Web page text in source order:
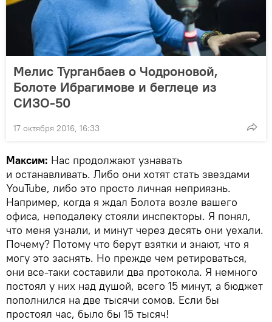
Мелис Турганбаев о Чодроновой,
Болоте Ибрагимове и беглеце из
СИЗО-50
17 октября 2016, 16:33
Максим: Нас продолжают узнавать
и останавливать. Либо они хотят стать звездами
YouTube, либо это просто личная неприязнь.
Например, когда я ждал Болота возле вашего
офиса, неподалеку стояли инспекторы. Я понял,
что меня узнали, и минут через десять они уехали.
Почему? Потому что берут взятки и знают, что я
могу это заснять. Но прежде чем ретироваться,
они все-таки составили два протокола. Я немного
постоял у них над душой, всего 15 минут, а бюджет
пополнился на две тысячи сомов. Если бы
простоял час, было бы 15 тысяч!